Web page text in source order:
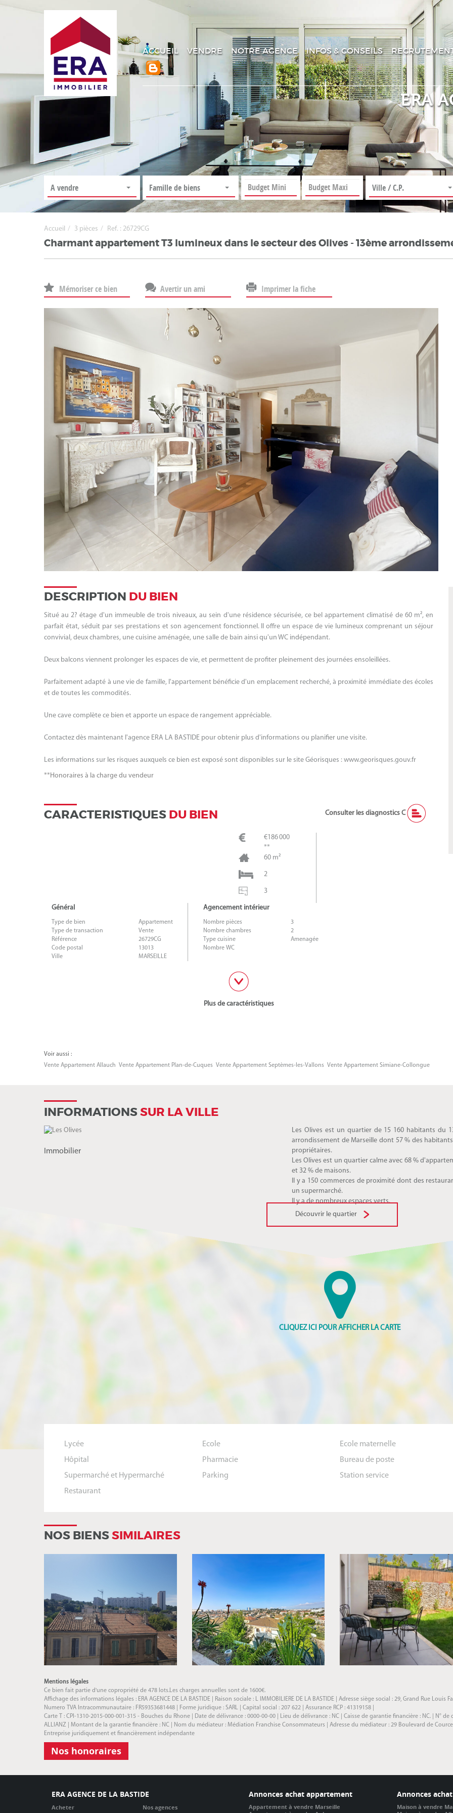
ACCUEIL VENDRE NOTRE AGENCE INFOS & CONSEILS
ERA
A vendre Famille de biens Ville / C.P.
Accueil 3 pièces Ref. : 26729CG
Charmant appartement T3 lumineux dans le secteur des Olives - 13ème
Mémoriser ce bien Avertir un ami Imprimer la fiche
DESCRIPTION DU BIEN
Situé au 2? étage d'un immeuble de trois niveaux, au sein d'une résidence sécurisée, ce bel appartement climatisé de 60 m², en
parfait état, séduit par ses prestations et son agencement fonctionnel. Il offre un espace de vie lumineux comprenant un séjour
convivial, deux chambres, une cuisine aménagée, une salle de bain ainsi qu'un WC indépendant.
Deux balcons viennent prolonger les espaces de vie, et permettent de profiter pleinement des journées ensoleillées.
Parfaitement adapté à une vie de famille, l'appartement bénéficie d'un emplacement recherché, à proximité immédiate des écoles
et de toutes les commodités.
Une cave complète ce bien et apporte un espace de rangement appréciable.
Contactez dès maintenant l'agence ERA LA BASTIDE pour obtenir plus d'informations ou planifier une visite.
Les informations sur les risques auxquels ce bien est exposé sont disponibles sur le site Géorisques : www.georisques.gouv.fr
**Honoraires à la charge du vendeur
CARACTERISTIQUES DU BIEN Consulter les diagnostics C
€186 000
**
60 m²
2
3
Général
Type de bien
Appartement
Type de transaction
Vente
Référence
26729CG
Code postal
13013
Ville
MARSEILLE
Agencement intérieur
Nombre pièces
3
Nombre chambres
2
Type cuisine
Amenagée
Nombre WC
Plus de caractéristiques
Voir aussi :
Vente Appartement Allauch Vente Appartement Plan-de-Cuques Vente Appartement Septèmes-les-Vallons Vente Appartement Simiane-Collongue
INFORMATIONSSUR LA VILLE
Immobilier
Les Olives est un quartier de 15 160 habitants du
arrondissement de Marseille dont 57 % des
propriétaires.
Les Olives est un quartier calme avec 68 %
et 32 % de maisons.
Il y a 150 commerces de proximité dont des
un supermarché.
Il y a de nombreux espaces verts.
Découvrir le quartier
Lycée Ecole Ecole maternelle
Hôpital
Pharmacie Bureau de poste
Supermarché et Hypermarché
Parking Station service
Restaurant
NOS BIENSSIMILAIRES
Mentions légales
Ce bien fait partie d'une copropriété de 478 lots.Les charges annuelles sont de 1600€.
Affichage des informations légales : ERA AGENCE DE LA BASTIDE | Raison sociale : L IMMOBILIERE DE LA BASTIDE | Adresse siège social : 29, Grand Rue Louis
Numero TVA Intracommunautaire : FR59353681448 | Forme juridique : SARL | Capital social : 207 622 | Assurance RCP : 41319158 |
Carte T : CPI-1310-2015-000-001-315 - Bouches du Rhone | Date de délivrance : 0000-00-00 | Lieu de délivrance : NC | Caisse de garantie financière : NC. | N° de
ALLIANZ | Montant de la garantie financière : NC | Nom du médiateur : Médiation Franchise Consommateurs | Adresse du médiateur : 29 Boulevard de
Entreprise juridiquement et financièrement indépendante
Nos honoraires
ERA AGENCE DE LA BASTIDE
Acheter
Nos agences
Annonces achat appartement
Appartement à vendre Marseille
Annonces
Maison à vendre